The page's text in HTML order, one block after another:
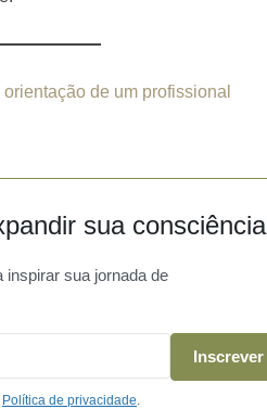
de um profissional
sua consciência
inspirar sua jornada de
Inscrever
Política de privacidade